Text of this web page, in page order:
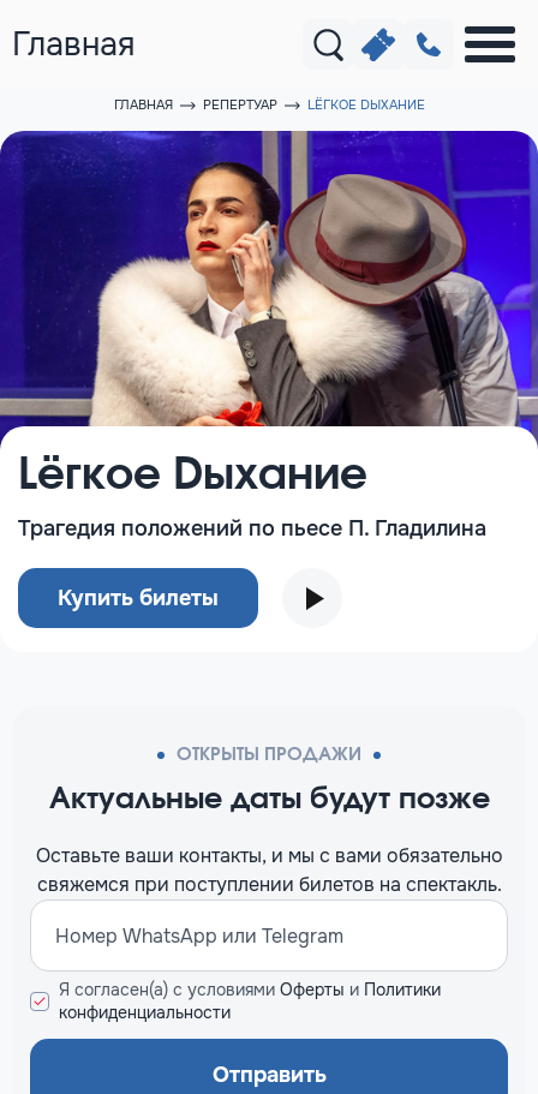
Главная
ГЛАВНАЯ РЕПЕРТУАР LЁГКОЕ DЫХАНИЕ
Lёгкое Dыхание
Трагедия положений по пьесе П. Гладилина
Купить билеты
ОТКРЫТЫ ПРОДАЖИ
Актуальные даты будут позже
Оставьте ваши контакты, и мы c вами обязательно
свяжемся при поступлении билетов на спектакль.
Отправить
Я согласен(а) с условиями Оферты и Политики
конфиденциальности